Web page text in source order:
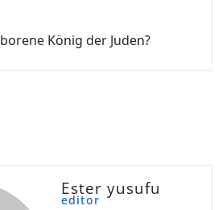
König der Juden?
Ester yusufu
editor